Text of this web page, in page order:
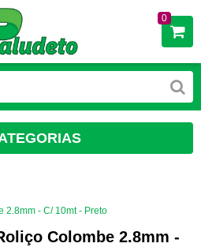
0
2.8mm - C/ 10mt - Preto
Colombe 2.8mm -